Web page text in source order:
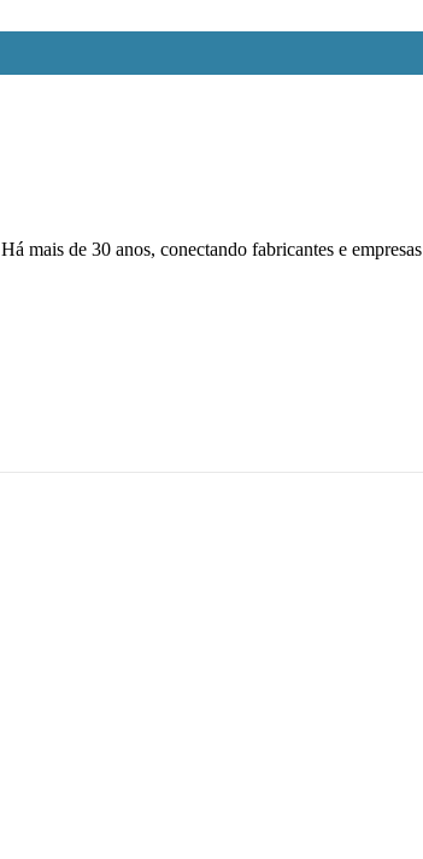
Há mais de 30 anos, conectando fabricantes e empresas